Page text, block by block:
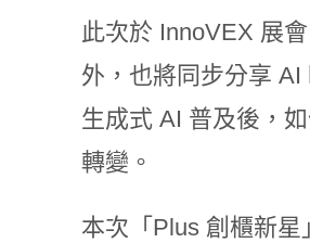
此次於 InnoVEX 展
外，也將同步分享
生成式 AI 普及後，
轉變。
本次「Plus 創櫃新